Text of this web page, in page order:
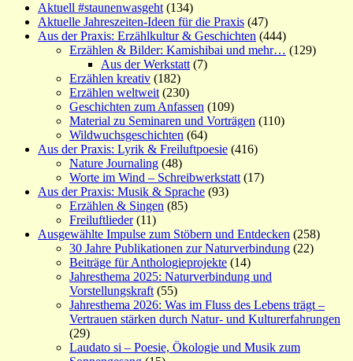
Aktuell #staunenwasgeht (134)
Aktuelle Jahreszeiten-Ideen für die Praxis (47)
Aus der Praxis: Erzählkultur & Geschichten (444)
Erzählen & Bilder: Kamishibai und mehr… (129)
Aus der Werkstatt (7)
Erzählen kreativ (182)
Erzählen weltweit (230)
Geschichten zum Anfassen (109)
Material zu Seminaren und Vorträgen (110)
Wildwuchsgeschichten (64)
Aus der Praxis: Lyrik & Freiluftpoesie (416)
Nature Journaling (48)
Worte im Wind – Schreibwerkstatt (17)
Aus der Praxis: Musik & Sprache (93)
Erzählen & Singen (85)
Freiluftlieder(11)
Ausgewählte Impulse zum Stöbern und Entdecken (258)
30 Jahre Publikationen zur Naturverbindung (22)
Beiträge für Anthologieprojekte (14)
Jahresthema 2025: Naturverbindung und
Vorstellungskraft (55)
Jahresthema 2026: Was im Fluss des Lebens trägt –
Vertrauen stärken durch Natur- und Kulturerfahrungen
(29)
Laudato si – Poesie, Ökologie und Musik zum